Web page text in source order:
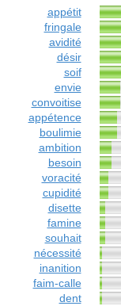
appétit
fringale
avidité
désir
soif
envie
convoitise
appétence
boulimie
ambition
besoin
voracité
cupidité
disette
famine
souhait
nécessité
inanition
faim-calle
dent